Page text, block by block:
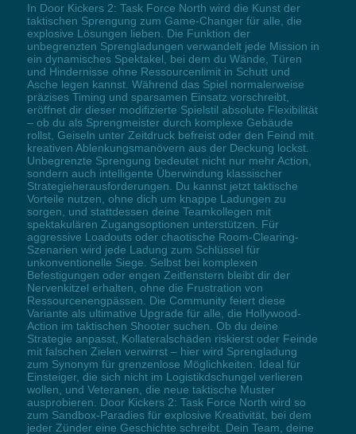
In Door Kickers 2: Task Force North wird die Kunst der
taktischen Sprengung zum Game-Changer für alle, die
explosive Lösungen lieben. Die Funktion der
unbegrenzten Sprengladungen verwandelt jede Mission in
ein dynamisches Spektakel, bei dem du Wände, Türen
und Hindernisse ohne Ressourcenlimit in Schutt und
Asche legen kannst. Während das Spiel normalerweise
präzises Timing und sparsamen Einsatz vorschreibt,
eröffnet dir dieser modifizierte Spielstil absolute Flexibilität
– ob du als Sprengmeister durch komplexe Gebäude
rollst, Geiseln unter Zeitdruck befreist oder den Feind mit
kreativen Ablenkungsmanövern aus der Deckung lockst.
Unbegrenzte Sprengung bedeutet nicht nur mehr Action,
sondern auch intelligente Überwindung klassischer
Strategieherausforderungen. Du kannst jetzt taktische
Vorteile nutzen, ohne dich um knappe Ladungen zu
sorgen, und stattdessen deine Teamkollegen mit
spektakulären Zugangsoptionen unterstützen. Für
aggressive Loadouts oder chaotische Room-Clearing-
Szenarien wird jede Ladung zum Schlüssel für
unkonventionelle Siege. Selbst bei komplexen
Befestigungen oder engen Zeitfenstern bleibt dir der
Nervenkitzel erhalten, ohne die Frustration von
Ressourcenengpässen. Die Community feiert diese
Variante als ultimative Upgrade für alle, die Hollywood-
Action im taktischen Shooter suchen. Ob du deine
Strategie anpasst, Kollateralschäden riskierst oder Feinde
mit falschen Zielen verwirrst – hier wird Sprengladung
zum Synonym für grenzenlose Möglichkeiten. Ideal für
Einsteiger, die sich nicht im Logistikdschungel verlieren
wollen, und Veteranen, die neue taktische Muster
ausprobieren. Door Kickers 2: Task Force North wird so
zum Sandbox-Paradies für explosive Kreativität, bei dem
jeder Zünder eine Geschichte schreibt. Dein Team, deine